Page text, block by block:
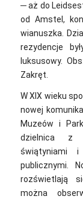
─ aż do
od Amstel,
wianuszka.
rezydencje
luksusowy.
Zakręt.
W XIX wieku
nowej
Muzeów i
dzielnica z
świątyniami
publicznymi.
rozświetlają
można